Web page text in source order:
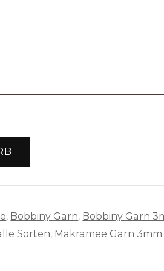
, Bobbiny Garn, Bobbiny Garn
Sorten, Makramee Garn 3mm